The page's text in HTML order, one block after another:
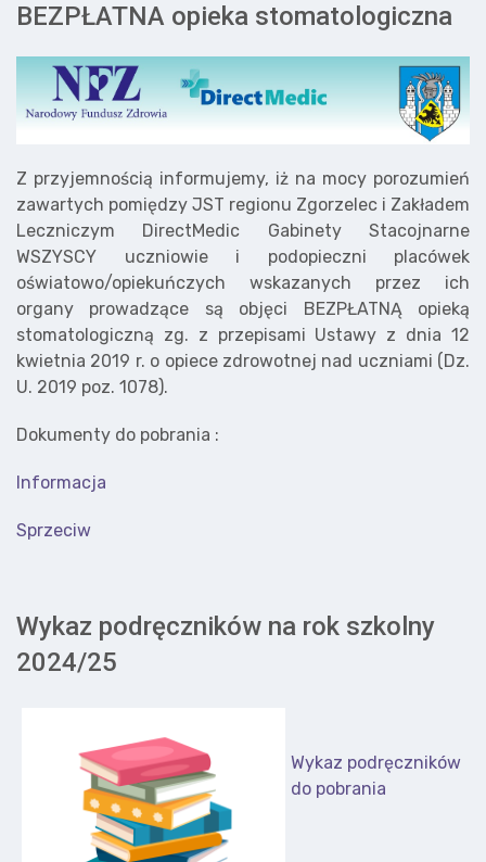
BEZPŁATNA opieka stomatologiczna
Z przyjemnością informujemy, iż na mocy porozumień
zawartych pomiędzy JST regionu Zgorzelec i Zakładem
Leczniczym DirectMedic Gabinety Stacojnarne
WSZYSCY uczniowie i podopieczni placówek
oświatowo/opiekuńczych wskazanych przez ich
organy prowadzące są objęci BEZPŁATNĄ opieką
stomatologiczną zg. z przepisami Ustawy z dnia 12
kwietnia 2019 r. o opiece zdrowotnej nad uczniami (Dz.
U. 2019 poz. 1078).
Dokumenty do pobrania :
Informacja
Sprzeciw
Wykaz podręczników na rok szkolny
2024/25
Wykaz podręczników
do pobrania